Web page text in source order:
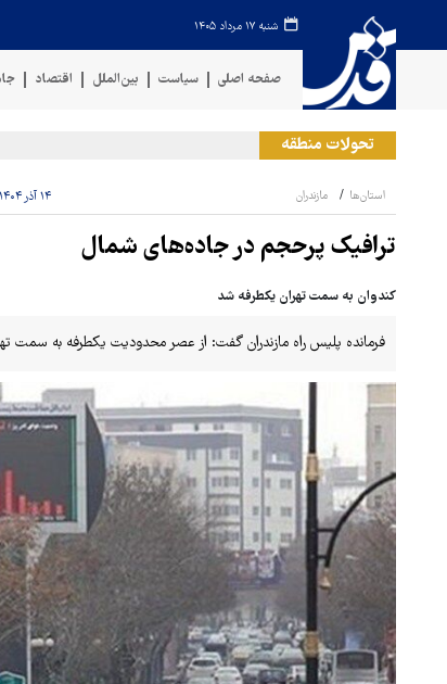
شنبه ۱۷ مرداد ۱۴۰۵
صفحه اصلی سیاست بین‌الملل اقتصاد
تحولات منطقه
استان‌ها مازندران ۱۴ آذر ۱۴۰۴ - ۱۵:۳۶
ترافیک پرحجم ‌در جاده‌های شمال
کندوان به ‌سمت تهران یکطرفه شد
فرمانده پلیس راه مازندران گفت: از عصر محدودیت یکطرفه به سمت